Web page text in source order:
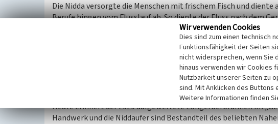
Die Nidda versorgte die Menschen mit frischem Fisch und diente
Berufe hingen vom Flusslauf ab. So diente der Fluss nach dem
Lohgerbern zum Waschen ihres Leders und ihrer Felle. Das
Wasser allerdings sehr stark und verbreitete üble Gerüche.
Im Winter fror der Fluss häufig zu und das geschnittene Eis
Es gibt heute noch Straßen mit dem Namen zu diesen Berufen,
Heute erinnert der 2020 aufgewertete Lohgerberbrunnen im
Handwerk und die Niddaufer sind Bestandteil des beliebten
Wir verwenden Cookies
Dies sind zum einen technisch
Funktionsfähigkeit der Seiten
nicht widersprechen, wenn Sie
hinaus verwenden wir Cookies
Nutzbarkeit unserer Seiten zu
sind. Mit Anklicken des Buttons
Weitere Informationen finden